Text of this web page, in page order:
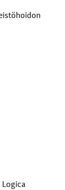
Logica